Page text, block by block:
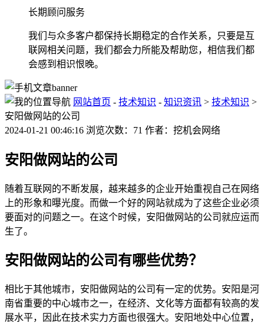
长期顾问服务
我们与众多客户都保持长期稳定的合作关系，只要是互
联网相关问题，我们都会力所能及帮助您，相信我们都
会感到相识恨晚。
网站首页 - 技术知识 - 知识资讯 > 技术知识 >
安阳做网站的公司
2024-01-21 00:46:16 浏览次数：71 作者：挖机会网络
安阳做网站的公司
随着互联网的不断发展，越来越多的企业开始重视自己在网络
上的形象和曝光度。而做一个好的网站就成为了这些企业必须
要面对的问题之一。在这个时候，安阳做网站的公司就应运而
生了。
安阳做网站的公司有哪些优势？
相比于其他城市，安阳做网站的公司有一定的优势。安阳是河
南省重要的中心城市之一，在经济、文化等方面都有较高的发
展水平，因此在技术实力方面也很强大。安阳地处中心位置，